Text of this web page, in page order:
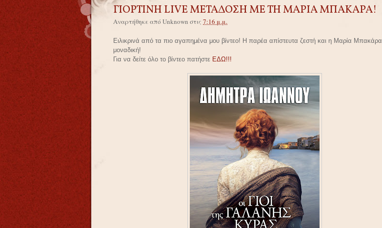
ΓΙΟΡΤΙΝΗ LIVE ΜΕΤΑΔΟΣΗ ΜΕ ΤΗ ΜΑΡΙΑ ΜΠΑΚΑΡΑ!
Αναρτήθηκε από Unknown στις 7:16 μ.μ.
Ειλικρινά από τα πιο αγαπημένα μου βίντεο! Η παρέα απίστευτα ζεστή και η Μαρία Μπακάρα
μοναδική!
Για να δείτε όλο το βίντεο πατήστε ΕΔΩ!!!